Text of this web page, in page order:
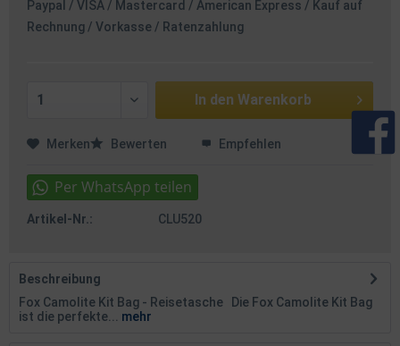
Paypal / VISA / Mastercard / American Express / Kauf auf
Rechnung / Vorkasse / Ratenzahlung
In den Warenkorb
Merken Bewerten Empfehlen
Artikel-Nr.: CLU520
Beschreibung
Fox Camolite Kit Bag - Reisetasche Die Fox Camolite Kit Bag
ist die perfekte...
mehr